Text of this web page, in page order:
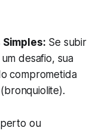
Se subir
desafio, sua
comprometida
ou